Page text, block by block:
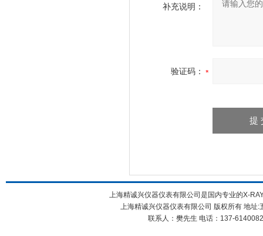
补充说明：
验证码：
上海精诚兴仪器仪表有限公司是国内专业的X-
上海精诚兴仪器仪表有限公司 版权所有 地
联系人：樊先生 电话：137-